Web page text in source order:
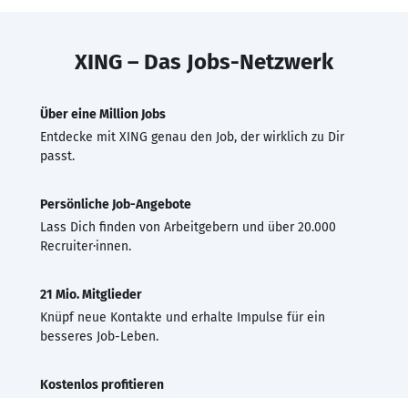
XING – Das Jobs-Netzwerk
Über eine Million Jobs
Entdecke mit XING genau den Job, der wirklich zu Dir
passt.
Persönliche Job-Angebote
Lass Dich finden von Arbeitgebern und über 20.000
Recruiter·innen.
21 Mio. Mitglieder
Knüpf neue Kontakte und erhalte Impulse für ein
besseres Job-Leben.
Kostenlos profitieren